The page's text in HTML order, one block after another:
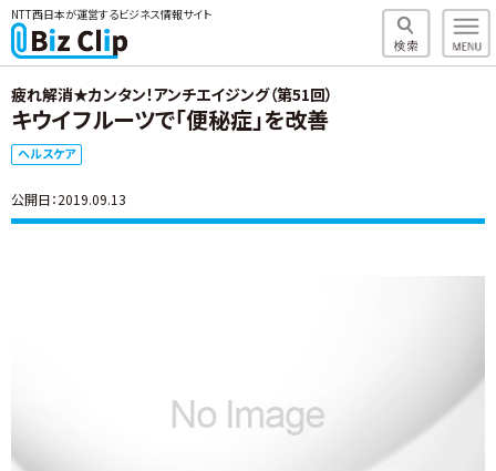
NTT西日本が運営するビジネス情報サイト
疲れ解消★カンタン！アンチエイジング（第51回）
キウイフルーツで「便秘症」を改善
ヘルスケア
公開日：2019.09.13